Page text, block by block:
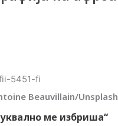
Beauvillain/Unsplash
ме избриша“